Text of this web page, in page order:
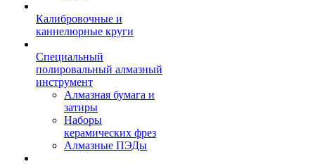
Калибровочные и
каннелюрные круги
Специальный
полировальный алмазный
инструмент
Алмазная бумага и
затиры
Наборы
керамических фрез
Алмазные ПЭДы